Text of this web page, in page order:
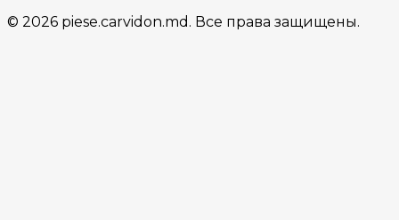
© 2026 piese.carvidon.md. Все права защищены.